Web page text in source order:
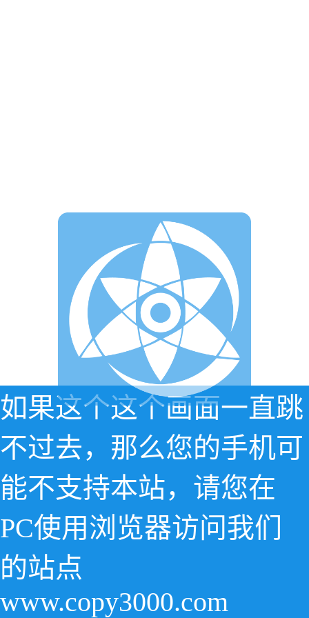
如果这个这个画面一直跳
不过去，那么您的手机可
能不支持本站，请您在
PC使用浏览器访问我们
的站点
www.copy3000.com